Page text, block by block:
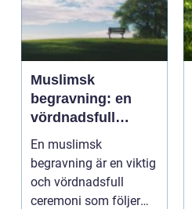
Muslimsk
begravning: en
vördnadsfull
avskedsceremoni
En muslimsk
begravning är en viktig
och vördnadsfull
ceremoni som följer